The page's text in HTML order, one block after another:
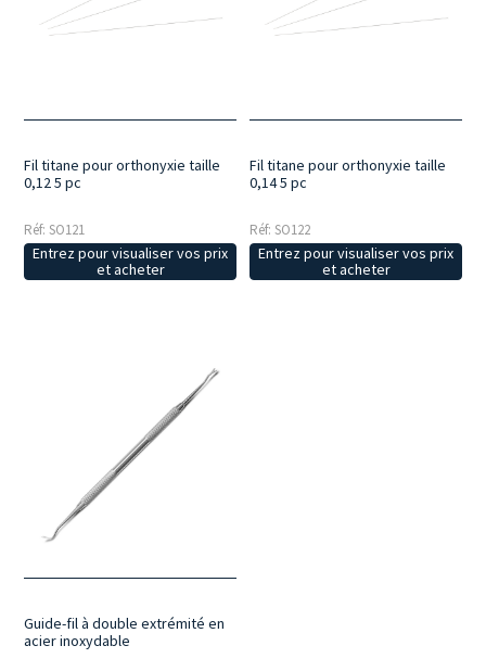
Fil titane pour orthonyxie taille
0,12 5 pc
Réf: SO121
Entrez pour visualiser vos prix
et acheter
Fil titane pour orthonyxie taille
0,14 5 pc
Réf: SO122
Entrez pour visualiser vos prix
et acheter
Guide-fil à double extrémité en
acier inoxydable